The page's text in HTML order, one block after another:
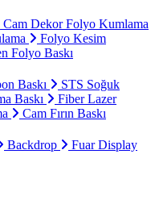
Cam Dekor Folyo Kumlama
Folyo Kesim
Folyo Baskı
Baskı
STS Soğuk
Baskı
Fiber Lazer
Cam Fırın Baskı
Backdrop
Fuar Display